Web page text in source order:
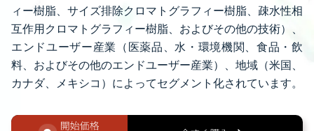
ィー樹脂、サイズ排除クロマトグラフィー樹脂、疎水性相
互作用クロマトグラフィー樹脂、およびその他の技術）、
エンドユーザー産業（医薬品、水・環境機関、食品・飲
料、およびその他のエンドユーザー産業）、地域（米国、
カナダ、メキシコ）によってセグメント化されています。